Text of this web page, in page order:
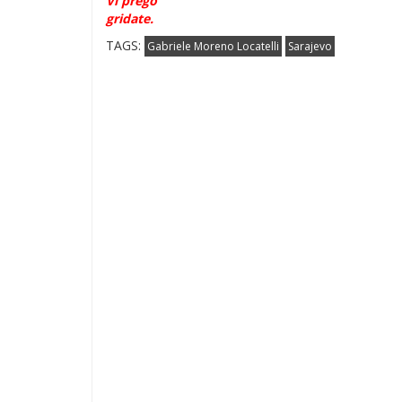
gridate.
TAGS: Gabriele Moreno Locatelli Sarajevo